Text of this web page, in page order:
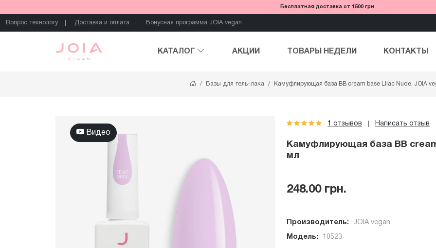
Бесплатная доставка от 1500 грн
Вопрос технологу Доставка и оплата Бонусная программа JOIA vegan
КАТАЛОГ АКЦИИ ТОВАРЫ НЕДЕЛИ КОНТАКТЫ
Базы для гель-лака Камуфлирующая база BB cream base Lilac Nude, JOIA
Видео
1 отзывов Написать отзыв
Камуфлирующая база BB
мл
248.00 грн.
Производитель: JOIA vegan
Модель: 10523